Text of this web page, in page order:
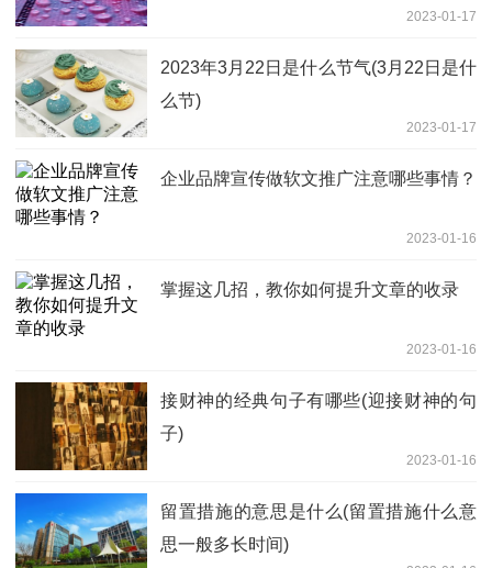
2023-01-17
2023年3月22日是什么节气(3月22日是什
么节)
2023-01-17
企业品牌宣传做软文推广注意哪些事情？
2023-01-16
掌握这几招，教你如何提升文章的收录
2023-01-16
接财神的经典句子有哪些(迎接财神的句
子)
2023-01-16
留置措施的意思是什么(留置措施什么意
思一般多长时间)